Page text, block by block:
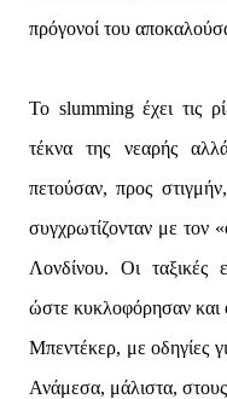
πρόγονοί του
Το slumming έχει τις
τέκνα της νεαρής
πετούσαν, προς
συγχρωτίζονταν με τον
Λονδίνου. Οι ταξικές
ώστε κυκλοφόρησαν και
Μπεντέκερ, με οδηγίες
Ανάμεσα, μάλιστα, στους